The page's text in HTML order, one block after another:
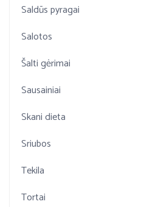
Saldūs pyragai
Salotos
Šalti gėrimai
Sausainiai
Skani dieta
Sriubos
Tekila
Tortai